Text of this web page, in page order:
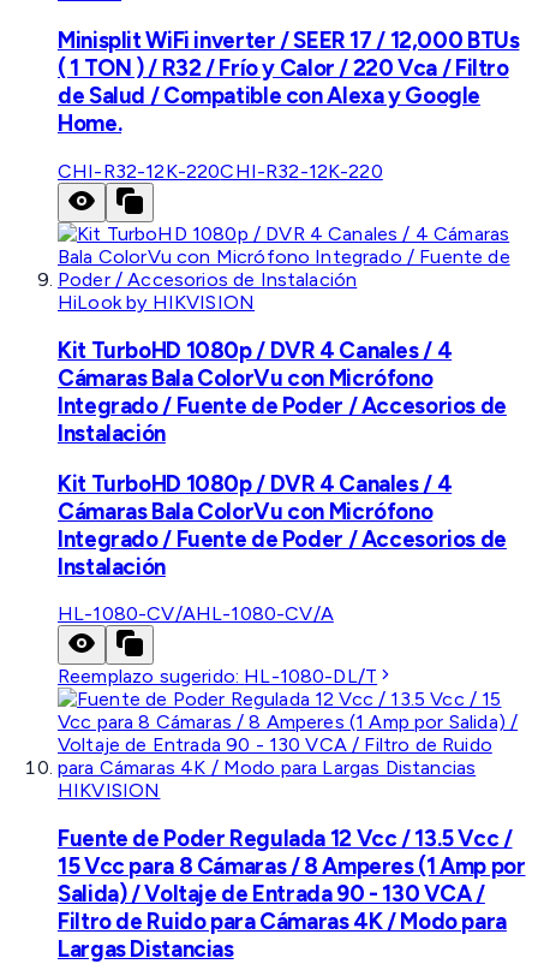
Minisplit WiFi inverter / SEER 17 / 12,000 BTUs
( 1 TON ) / R32 / Frío y Calor / 220 Vca / Filtro
de Salud / Compatible con Alexa y Google
Home.
CHI-R32-12K-220CHI-R32-12K-220
HiLook by HIKVISION
Kit TurboHD 1080p / DVR 4 Canales / 4
Cámaras Bala ColorVu con Micrófono
Integrado / Fuente de Poder / Accesorios de
Instalación
Kit TurboHD 1080p / DVR 4 Canales / 4
Cámaras Bala ColorVu con Micrófono
Integrado / Fuente de Poder / Accesorios de
Instalación
HL-1080-CV/AHL-1080-CV/A
Reemplazo sugerido: HL-1080-DL/T
HIKVISION
Fuente de Poder Regulada 12 Vcc / 13.5 Vcc /
15 Vcc para 8 Cámaras / 8 Amperes (1 Amp por
Salida) / Voltaje de Entrada 90 - 130 VCA /
Filtro de Ruido para Cámaras 4K / Modo para
Largas Distancias